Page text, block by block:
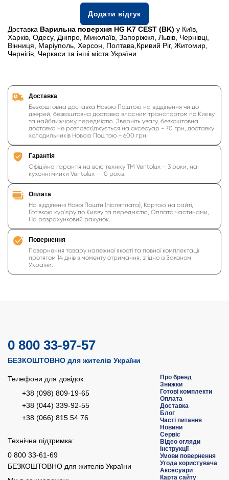
Додати відгук
Доставка Варильна поверхня HG K7 CEST (BK) у Київ,
Харків, Одесу, Дніпро, Миколаїв, Запоріжжя, Львів, Чернівці,
Вінниця, Маріуполь, Херсон, Полтава,Кривий Ріг, Житомир,
Чернігів, Черкаси та інші міста України
Доставка
Безкоштовна доставка Новою Поштою на відділення чи до
дверей, безкоштовна доставка власним транспортом по Києву
та найближчому передмістю. Зверніть увагу, безкоштовна
доставка не розповсбджується на аксесуар - 70 грн, доставку
холодильників Новою Поштою - 600 грн.
Гарантія
Офіційна гарантія на всю техніку ТМ Ventolux – 3 роки, на
кухонні мийки Ventolux – 10 років.
Оплата
На відділенні Нової Пошти (післяплата), Картою на сайті,
Готівкою кур'єру по Києву та передмістю, Оплата частинами,
На розрахунковий рахунок.
Повернення
Повернення товару належної якості та повної комплектації
протягом 14 днів з моменту отримання, згідно із Законом
України.
0 800 33-97-57
БЕЗКОШТОВНО для жителів України
Телефони для довідок:
+38 (098) 809-19-65
+38 (044) 339-92-55
+38 (066) 815 54 76
Технічна підтримка:
0 800 33-61-69
БЕЗКОШТОВНО для жителів України
Про бренд
Знижки
Готові комплекти
Оплата
Доставка
Блог
Часті питання
Новини
Сервіс
Відео огляди
Інструкції
Умови повернення
Угода користувача
Аксесуари
Карта сайту